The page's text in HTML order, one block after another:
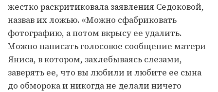
жестко раскритиковала заявления Седоковой,
назвав их ложью. «Можно сфабриковать
фотографию, а потом вкрысу ее удалить.
Можно написать голосовое сообщение матери
Яниса, в котором, захлебываясь слезами,
заверять ее, что вы любили и любите ее сына
до обморока и никогда не делали ничего